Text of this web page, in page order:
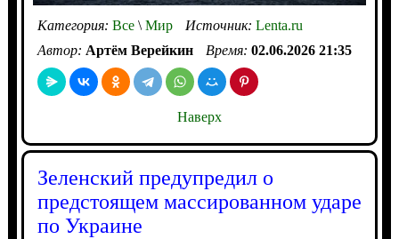
Категория: Все\Мир Источник: Lenta.ru
Автор: Артём Верейкин Время: 02.06.2026 21:35
Наверх
Зеленский предупредил о
предстоящем массированном ударе
по Украине